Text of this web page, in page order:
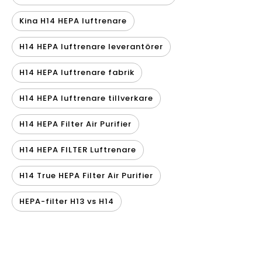
Kina H14 HEPA luftrenare
H14 HEPA luftrenare leverantörer
H14 HEPA luftrenare fabrik
H14 HEPA luftrenare tillverkare
H14 HEPA Filter Air Purifier
H14 HEPA FILTER Luftrenare
H14 True HEPA Filter Air Purifier
HEPA-filter H13 vs H14